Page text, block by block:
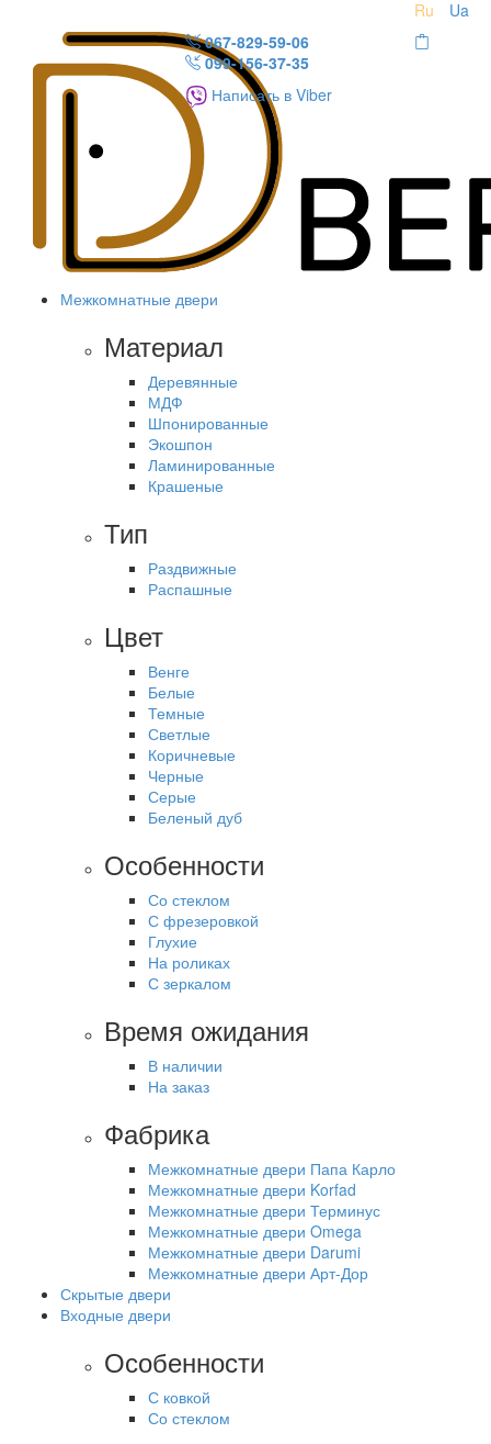
Ru
Ua
067-829-59-06
099-156-37-35
Написать в Viber
Межкомнатные двери
Материал
Деревянные
МДФ
Шпонированные
Экошпон
Ламинированные
Крашеные
Тип
Раздвижные
Распашные
Цвет
Венге
Белые
Темные
Светлые
Коричневые
Черные
Серые
Беленый дуб
Особенности
Со стеклом
С фрезеровкой
Глухие
На роликах
С зеркалом
Время ожидания
В наличии
На заказ
Фабрика
Межкомнатные двери Папа Карло
Межкомнатные двери Korfad
Межкомнатные двери Терминус
Межкомнатные двери Omega
Межкомнатные двери Darumi
Межкомнатные двери Арт-Дор
Скрытые двери
Входные двери
Особенности
С ковкой
Со стеклом